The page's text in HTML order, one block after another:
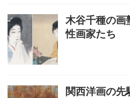
木谷千種の画
性画家たち
関西洋画の